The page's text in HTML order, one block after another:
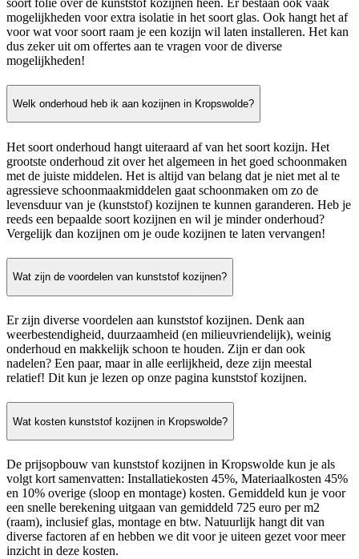
mogelijkheden voor extra isolatie in het soort glas. Ook hangt het af
voor wat voor soort raam je een kozijn wil laten installeren. Het kan
dus zeker uit om offertes aan te vragen voor de diverse
mogelijkheden!
Welk onderhoud heb ik aan kozijnen in Kropswolde?
Het soort onderhoud hangt uiteraard af van het soort kozijn. Het
grootste onderhoud zit over het algemeen in het goed schoonmaken
met de juiste middelen. Het is altijd van belang dat je niet met al te
agressieve schoonmaakmiddelen gaat schoonmaken om zo de
levensduur van je (kunststof) kozijnen te kunnen garanderen. Heb je
reeds een bepaalde soort kozijnen en wil je minder onderhoud?
Vergelijk dan kozijnen om je oude kozijnen te laten vervangen!
Wat zijn de voordelen van kunststof kozijnen?
Er zijn diverse voordelen aan kunststof kozijnen. Denk aan
weerbestendigheid, duurzaamheid (en milieuvriendelijk), weinig
onderhoud en makkelijk schoon te houden. Zijn er dan ook
nadelen? Een paar, maar in alle eerlijkheid, deze zijn meestal
relatief! Dit kun je lezen op onze pagina kunststof kozijnen.
Wat kosten kunststof kozijnen in Kropswolde?
De prijsopbouw van kunststof kozijnen in Kropswolde kun je als
volgt kort samenvatten: Installatiekosten 45%, Materiaalkosten 45%
en 10% overige (sloop en montage) kosten. Gemiddeld kun je voor
een snelle berekening uitgaan van gemiddeld 725 euro per m2
(raam), inclusief glas, montage en btw. Natuurlijk hangt dit van
diverse factoren af en hebben we dit voor je uiteen gezet voor meer
inzicht in deze kosten.